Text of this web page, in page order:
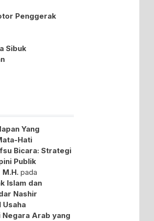
Penggerak
Sibuk
Yang
Hati
Bicara: Strategi
Publik
pada
Islam dan
Nashir
Usaha
Negara Arab yang